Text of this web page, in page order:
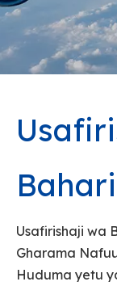
Bahari
Usafirishaji wa
Gharama
Huduma yetu